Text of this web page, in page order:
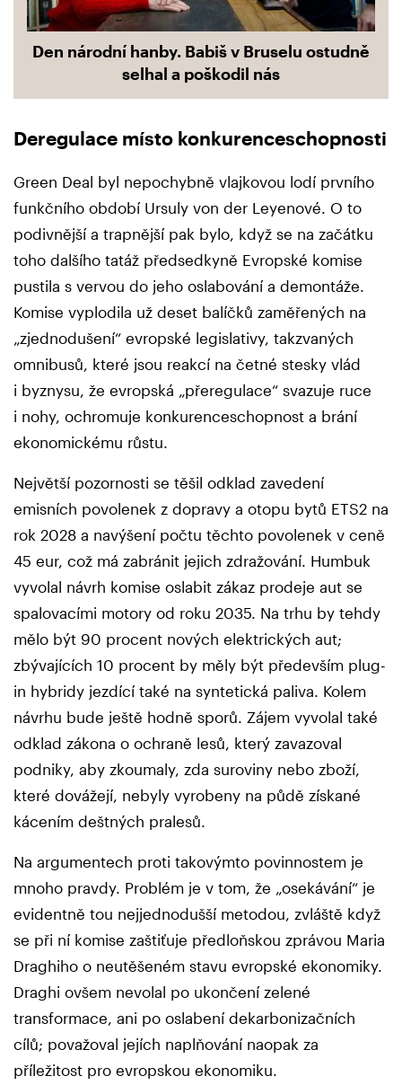
Den národní hanby. Babiš v Bruselu ostudně
selhal a poškodil nás
Deregulace místo konkurenceschopnosti
Green Deal byl nepochybně vlajkovou lodí prvního
funkčního období Ursuly von der Leyenové. O to
podivnější a trapnější pak bylo, když se na začátku
toho dalšího tatáž předsedkyně Evropské komise
pustila s vervou do jeho oslabování a demontáže.
Komise vyplodila už deset balíčků zaměřených na
„zjednodušení“ evropské legislativy, takzvaných
omnibusů, které jsou reakcí na četné stesky vlád
i byznysu, že evropská „přeregulace“ svazuje ruce
i nohy, ochromuje konkurenceschopnost a brání
ekonomickému růstu.
Největší pozornosti se těšil odklad zavedení
emisních povolenek z dopravy a otopu bytů ETS2 na
rok 2028 a navýšení počtu těchto povolenek v ceně
45 eur, což má zabránit jejich zdražování. Humbuk
vyvolal návrh komise oslabit zákaz prodeje aut se
spalovacími motory od roku 2035. Na trhu by tehdy
mělo být 90 procent nových elektrických aut;
zbývajících 10 procent by měly být především plug-
in hybridy jezdící také na syntetická paliva. Kolem
návrhu bude ještě hodně sporů. Zájem vyvolal také
odklad zákona o ochraně lesů, který zavazoval
podniky, aby zkoumaly, zda suroviny nebo zboží,
které dovážejí, nebyly vyrobeny na půdě získané
kácením deštných pralesů.
Na argumentech proti takovýmto povinnostem je
mnoho pravdy. Problém je v tom, že „osekávání“ je
evidentně tou nejjednodušší metodou, zvláště když
se při ní komise zaštiťuje předloňskou zprávou Maria
Draghiho o neutěšeném stavu evropské ekonomiky.
Draghi ovšem nevolal po ukončení zelené
transformace, ani po oslabení dekarbonizačních
cílů; považoval jejích naplňování naopak za
příležitost pro evropskou ekonomiku.